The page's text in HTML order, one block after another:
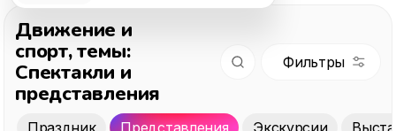
Движение и
спорт, темы:
Спектакли и
представления
Праздник Представления Экскурсии